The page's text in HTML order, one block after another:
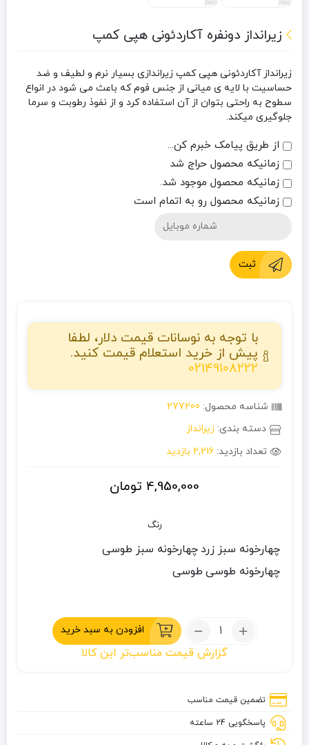
زیرانداز دونفره آکاردئونی هپی کمپ
زیرانداز آکاردئونی هپی کمپ زیراندازی بسیار نرم و لطیف و ضد
حساسیت با لایه ی میانی از جنس فوم که باعث می شود در انواع
سطوح به راحتی بتوان از آن استفاده کرد و از نفوذ رطوبت و سرما
جلوگیری میکند.
از طریق پیامک خبرم کن...
زمانیکه محصول حراج شد
زمانیکه محصول موجود شد.
زمانیکه محصول رو به اتمام است
ثبت
با توجه به نوسانات قیمت دلار، لطفا
پیش از خرید استعلام قیمت کنید.
02149108222
شناسه محصول: 277200
دسته بندی: زیرانداز
تعداد بازدید: 2,216 بازدید
4,950,000 تومان
رنگ
چهارخونه سبز زردچهارخونه سبز طوسی
چهارخونه طوسی طوسی
تعداد:
دونفره
کمپ
افزودن به سبد خرید
گزارش قیمت مناسب‌تر این کالا
تضمین قیمت مناسب
پاسخگویی 24 ساعته